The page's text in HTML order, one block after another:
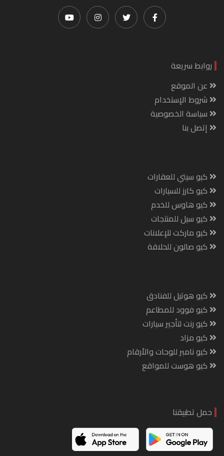
روابط سريعة
عن الموقع
شروط الإستخدام
سياسة الخصوصية
إتصل بنا
كيو سيتي للعقارات
كيو كارز للسيارات
كيو هاوس للخدم
كيو سيل للمنتجات
كيو ماركت للإعلانات
كيو صالون للحلاقة
كيو هوتيل للفنادق
كيو فوود للمطاعم
كيو رنت لتأجير سيارات
كيو مزاد
كيو نامبر للوحات والأرقام
كيو هوست للمواقع
حمل تطبيقنا